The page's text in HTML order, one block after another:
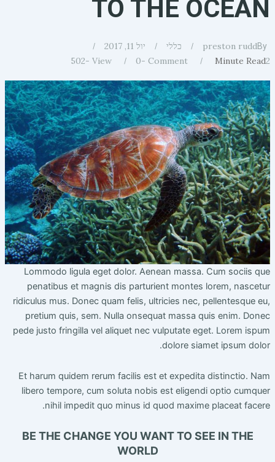
TO THE OCEAN
By
preston rudd כללי
יול 11, 2017
2
Minute Read
0 Comment -
502 View -
Lommodo ligula eget dolor. Aenean massa. Cum sociis que
penatibus et magnis dis parturient montes lorem, nascetur
ridiculus mus. Donec quam felis, ultricies nec, pellentesque eu,
pretium quis, sem. Nulla onsequat massa quis enim. Donec
pede justo fringilla vel aliquet nec vulputate eget. Lorem ispum
dolore siamet ipsum dolor.
Et harum quidem rerum facilis est et expedita distinctio. Nam
libero tempore, cum soluta nobis est eligendi optio cumquer
nihil impedit quo minus id quod maxime placeat facere.
BE THE CHANGE YOU WANT TO SEE IN THE
WORLD